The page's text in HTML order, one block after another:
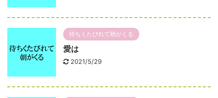
待ちくたびれて朝がくる
愛は
2021/5/29